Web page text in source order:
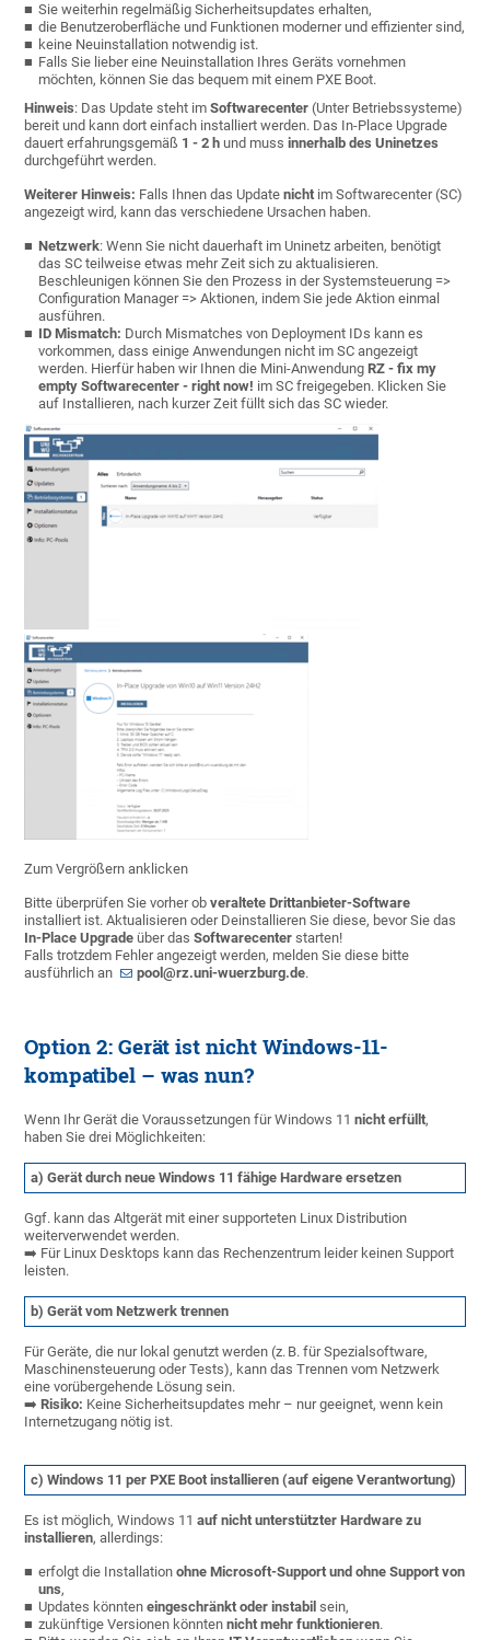
Sie weiterhin regelmäßig Sicherheitsupdates erhalten,
die Benutzeroberfläche und Funktionen moderner und effizienter sind,
keine Neuinstallation notwendig ist.
Falls Sie lieber eine Neuinstallation Ihres Geräts vornehmen
möchten, können Sie das bequem mit einem PXE Boot.
Hinweis: Das Update steht imSoftwarecenter (Unter Betriebssysteme)
bereit und kann dort einfach installiert werden. Das In-Place Upgrade
dauert erfahrungsgemäß 1 - 2 hund mussinnerhalb des Uninetzes
durchgeführt werden.
Weiterer Hinweis: Falls Ihnen das Updatenicht im Softwarecenter (SC)
angezeigt wird, kann das verschiedene Ursachen haben.
Netzwerk: Wenn Sie nicht dauerhaft im Uninetz arbeiten, benötigt
das SC teilweise etwas mehr Zeit sich zu aktualisieren.
Beschleunigen können Sie den Prozess in der Systemsteuerung =>
Configuration Manager => Aktionen, indem Sie jede Aktion einmal
ausführen.
ID Mismatch: Durch Mismatches von Deployment IDs kann es
vorkommen, dass einige Anwendungen nicht im SC angezeigt
werden. Hierfür haben wir Ihnen die Mini-AnwendungRZ - fix my
empty Softwarecenter - right now! im SC freigegeben. Klicken Sie
auf Installieren, nach kurzer Zeit füllt sich das SC wieder.
Zum Vergrößern anklicken
Bitte überprüfen Sie vorher obveraltete Drittanbieter-Software
installiert ist. Aktualisieren oder Deinstallieren Sie diese, bevor Sie das
In-Place Upgrade über dasSoftwarecenterstarten!
Falls trotzdem Fehler angezeigt werden, melden Sie diese bitte
ausführlich an
pool@rz.uni-wuerzburg.de.
Option 2: Gerät ist nicht Windows-11-
kompatibel – was nun?
Wenn Ihr Gerät die Voraussetzungen für Windows 11nicht erfüllt,
haben Sie drei Möglichkeiten:
a) Gerät durch neue Windows 11 fähige Hardware ersetzen
Ggf. kann das Altgerät mit einer supporteten Linux Distribution
weiterverwendet werden.
➡️ Für Linux Desktops kann das Rechenzentrum leider keinen Support
leisten.
b) Gerät vom Netzwerk trennen
Für Geräte, die nur lokal genutzt werden (z. B. für Spezialsoftware,
Maschinensteuerung oder Tests), kann das Trennen vom Netzwerk
eine vorübergehende Lösung sein.
➡️Risiko: Keine Sicherheitsupdates mehr – nur geeignet, wenn kein
Internetzugang nötig ist.
c) Windows 11 per PXE Boot installieren (auf eigene Verantwortung)
Es ist möglich, Windows 11auf nicht unterstützter Hardware zu
installieren, allerdings:
erfolgt die Installationohne Microsoft-Support und ohne Support von
uns,
Updates könnteneingeschränkt oder instabil sein,
zukünftige Versionen könntennicht mehr funktionieren.